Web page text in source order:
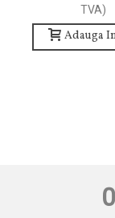
TVA)
Adauga